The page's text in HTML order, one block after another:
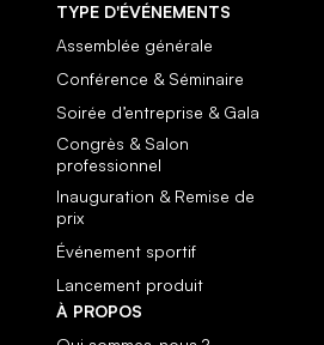
TYPE D'ÉVÉNEMENTS
Assemblée générale
Conférence & Séminaire
Soirée d’entreprise & Gala
Congrès & Salon
professionnel
Inauguration & Remise de
prix
Événement sportif
Lancement produit
À PROPOS